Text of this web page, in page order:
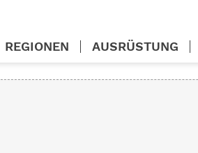
REGIONEN AUSRÜSTUNG